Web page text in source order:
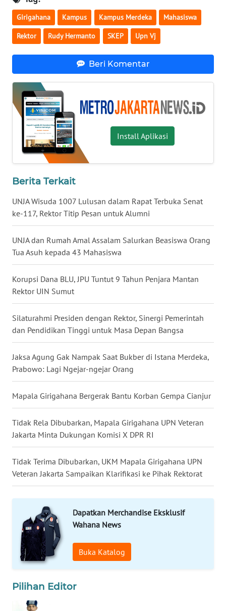
Girigahana Kampus Kampus Merdeka Mahasiswa
Rektor Rudy Hermanto SKEP Upn Vj
Beri Komentar
Install Aplikasi
Berita Terkait
UNJA Wisuda 1007 Lulusan dalam Rapat Terbuka Senat
ke-117, Rektor Titip Pesan untuk Alumni
UNJA dan Rumah Amal Assalam Salurkan Beasiswa Orang
Tua Asuh kepada 43 Mahasiswa
Korupsi Dana BLU, JPU Tuntut 9 Tahun Penjara Mantan
Rektor UIN Sumut
Silaturahmi Presiden dengan Rektor, Sinergi Pemerintah
dan Pendidikan Tinggi untuk Masa Depan Bangsa
Jaksa Agung Gak Nampak Saat Bukber di Istana Merdeka,
Prabowo: Lagi Ngejar-ngejar Orang
Mapala Girigahana Bergerak Bantu Korban Gempa Cianjur
Tidak Rela Dibubarkan, Mapala Girigahana UPN Veteran
Jakarta Minta Dukungan Komisi X DPR RI
Tidak Terima Dibubarkan, UKM Mapala Girigahana UPN
Veteran Jakarta Sampaikan Klarifikasi ke Pihak Rektorat
Dapatkan Merchandise Eksklusif
Wahana News
Buka Katalog
Pilihan Editor
WN
KALTARA
KALSEL
WN
KALTIM
WN
SULSEL
GORONTALO
WN
WN
WN
MALUT
WN
DAIRI
WN
DANAU
TOBA
WN
NIAS
WN
LANGKAT
WN
SELATAN
WN
TANJUNG
LESUNG
KARO